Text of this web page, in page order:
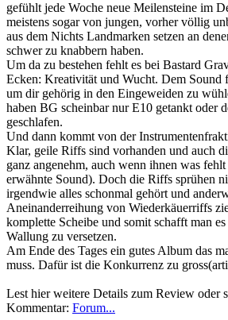
gefühlt jede Woche neue Meilensteine im
meistens sogar von jungen, vorher völlig
aus dem Nichts Landmarken setzen an
schwer zu knabbern haben.
Um da zu bestehen fehlt es bei Bastard
Ecken: Kreativität und Wucht. Dem Sound
um dir gehörig in den Eingeweiden zu
haben BG scheinbar nur E10 getankt oder
geschlafen.
Und dann kommt von der
Klar, geile Riffs sind vorhanden und auch
ganz angenehm, auch wenn ihnen was
erwähnte Sound). Doch die Riffs sprühen
irgendwie alles schonmal gehört und
Aneinanderreihung von Wiederkäuerriffs
komplette Scheibe und somit schafft man
Wallung zu versetzen.
Am Ende des Tages ein gutes Album das
muss. Dafür ist die Konkurrenz zu
Lest hier weitere Details zum Review oder
Kommentar: Forum...